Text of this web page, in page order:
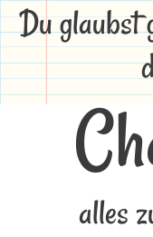
Du glaubst
alles